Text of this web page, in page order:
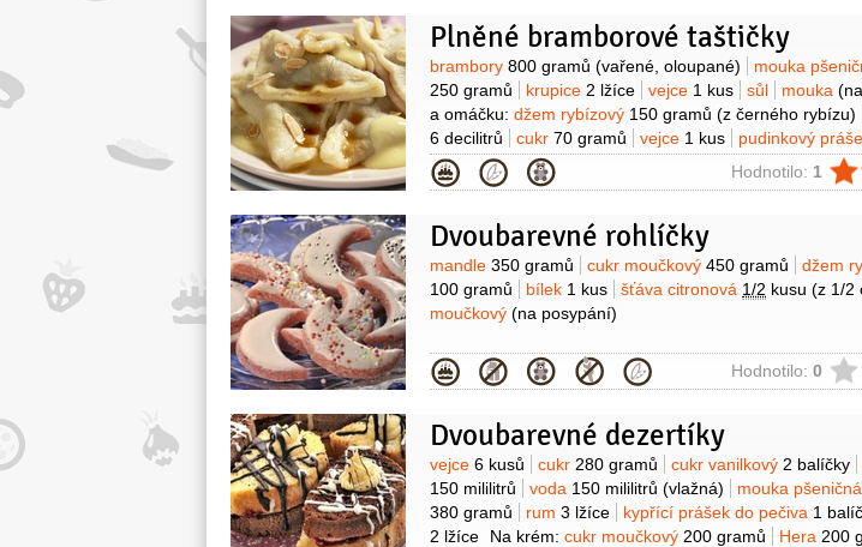
Plněné bramborové taštičky
Suroviny
brambory 800 gramů (vařené, oloupané)
mouka
250 gramů
krupice 2 lžíce vejce 1 kus sůl mouka
a omáčku: džem rybízový 150 gramů (z černého rybízu)
6 decilitrů
cukr 70 gramů vejce 1 kus pudinkový
mandlovou příchutí)
(plátky,
Kategorie Hodnotilo: 1
Dvoubarevné rohlíčky
Suroviny
mandle 350 gramů cukr moučkový 450 gramů
džem
100 gramů
bílek 1 kus šťáva citronová 1/2 kusu (z 1/2
moučkový (na posypání)
Kategorie Hodnotilo: 0
Dvoubarevné dezertíky
Suroviny
vejce 6 kusů cukr 280 gramů cukr vanilkový 2 balíčky
150 mililitrů
voda 150 mililitrů (vlažná)
mouka
380 gramů
rum 3 lžíce kypřící prášek do pečiva 1
2 lžíce
Na krém: cukr moučkový 200 gramů Hera 200